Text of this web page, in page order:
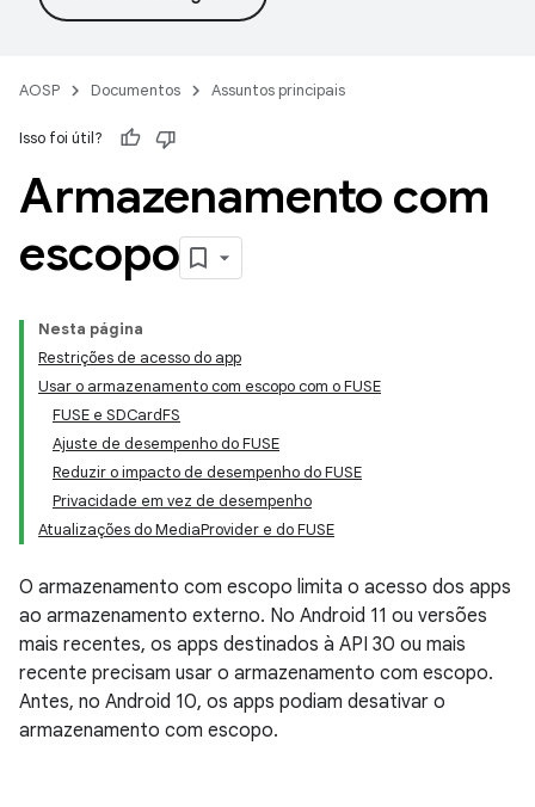
AOSP Documentos Assuntos principais
Isso foi útil?
Armazenamento com
escopo
Nesta página
Restrições de acesso do app
Usar o armazenamento com escopo com o FUSE
FUSE e SDCardFS
Ajuste de desempenho do FUSE
Reduzir o impacto de desempenho do FUSE
Privacidade em vez de desempenho
Atualizações do MediaProvider e do FUSE
O armazenamento com escopo limita o acesso dos apps
ao armazenamento externo. No Android 11 ou versões
mais recentes, os apps destinados à API 30 ou mais
recente precisam usar o armazenamento com escopo.
Antes, no Android 10, os apps podiam desativar o
armazenamento com escopo.